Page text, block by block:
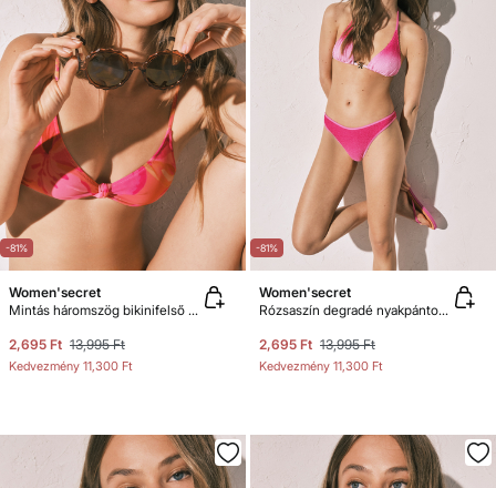
-81%
Women'secret
Mintás háromszög bikinifelső hálós szövet
2,695 Ft 13,995 Ft
Kedvezmény 11,300 Ft
-81%
Women'secret
Rózsaszín degradé nyakpántos függöny bikinifelső
2,695 Ft 13,995 Ft
Kedvezmény 11,300 Ft